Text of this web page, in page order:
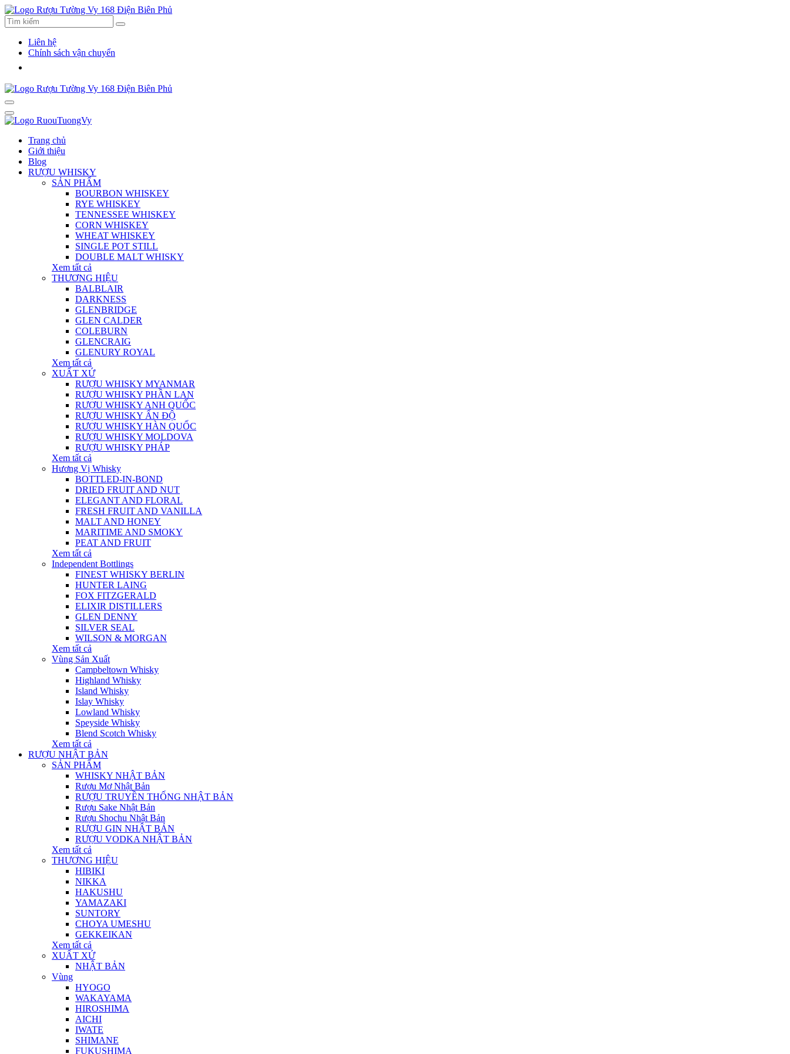
Liên hệ
Chính sách vận chuyển
Trang chủ
Giới thiệu
Blog
RƯỢU WHISKY
SẢN PHẨM
BOURBON WHISKEY
RYE WHISKEY
TENNESSEE WHISKEY
CORN WHISKEY
WHEAT WHISKEY
SINGLE POT STILL
DOUBLE MALT WHISKY
Xem tất cả
THƯƠNG HIỆU
BALBLAIR
DARKNESS
GLENBRIDGE
GLEN CALDER
COLEBURN
GLENCRAIG
GLENURY ROYAL
Xem tất cả
XUẤT XỨ
RƯỢU WHISKY MYANMAR
RƯỢU WHISKY PHẦN LAN
RƯỢU WHISKY ANH QUỐC
RƯỢU WHISKY ẤN ĐỘ
RƯỢU WHISKY HÀN QUỐC
RƯỢU WHISKY MOLDOVA
RƯỢU WHISKY PHÁP
Xem tất cả
Hương Vị Whisky
BOTTLED-IN-BOND
DRIED FRUIT AND NUT
ELEGANT AND FLORAL
FRESH FRUIT AND VANILLA
MALT AND HONEY
MARITIME AND SMOKY
PEAT AND FRUIT
Xem tất cả
Independent Bottlings
FINEST WHISKY BERLIN
HUNTER LAING
FOX FITZGERALD
ELIXIR DISTILLERS
GLEN DENNY
SILVER SEAL
WILSON & MORGAN
Xem tất cả
Vùng Sản Xuất
Campbeltown Whisky
Highland Whisky
Island Whisky
Islay Whisky
Lowland Whisky
Speyside Whisky
Blend Scotch Whisky
Xem tất cả
RƯỢU NHẬT BẢN
SẢN PHẨM
WHISKY NHẬT BẢN
Rượu Mơ Nhật Bản
RƯỢU TRUYỀN THỐNG NHẬT BẢN
Rượu Sake Nhật Bản
Rượu Shochu Nhật Bản
RƯỢU GIN NHẬT BẢN
RƯỢU VODKA NHẬT BẢN
Xem tất cả
THƯƠNG HIỆU
HIBIKI
NIKKA
HAKUSHU
YAMAZAKI
SUNTORY
CHOYA UMESHU
GEKKEIKAN
Xem tất cả
XUẤT XỨ
NHẬT BẢN
Vùng
HYOGO
WAKAYAMA
HIROSHIMA
AICHI
IWATE
SHIMANE
FUKUSHIMA